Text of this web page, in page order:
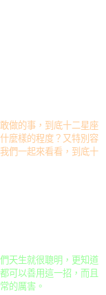
做的事，到底十二星座
麼樣的程度？又特別容
們一起來看看，到底十
天生就很聰明，更知道
可以善用這一招，而且
的厲害。